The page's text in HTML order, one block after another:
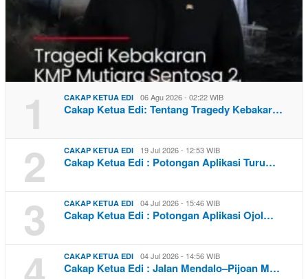
1 CAKAP KETUA EDI 06 Agu 2026 - 02:22 WIB
Cakap Ketua Edi: Tentang Tragedy Kebakar…
2 CAKAP KETUA EDI 19 Jul 2026 - 12:53 WIB
Cakap Ketua Edi : Potongan Aplikasi Turu…
3 CAKAP KETUA EDI 04 Jul 2026 - 15:46 WIB
Cakap Ketua Edi : Potongan Aplikasi Ojol…
CAKAP KETUA EDI 04 Jul 2026 - 14:56 WIB
Cakap Ketua Edi : Jalan Mendalo–Pijoan M…